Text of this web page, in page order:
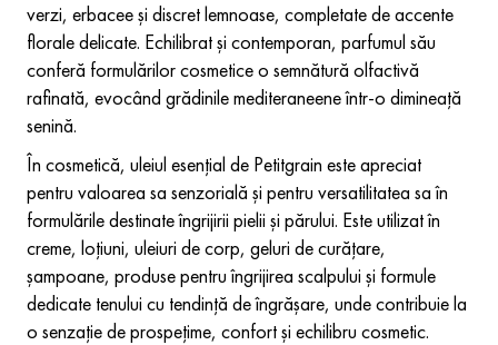
verzi, erbacee și discret lemnoase, completate de accente
florale delicate. Echilibrat și contemporan, parfumul său
conferă formulărilor cosmetice o semnătură olfactivă
rafinată, evocând grădinile mediteraneene într-o dimineață
senină.
În cosmetică, uleiul esențial de Petitgrain este apreciat
pentru valoarea sa senzorială și pentru versatilitatea sa în
formulările destinate îngrijirii pielii și părului. Este utilizat în
creme, loțiuni, uleiuri de corp, geluri de curățare,
șampoane, produse pentru îngrijirea scalpului și formule
dedicate tenului cu tendință de îngrășare, unde contribuie la
o senzație de prospețime, confort și echilibru cosmetic.